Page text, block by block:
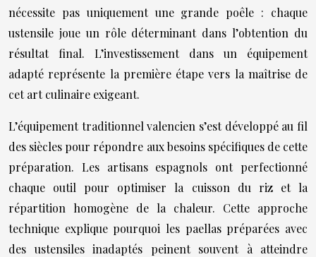
nécessite pas uniquement une grande poêle : chaque
ustensile joue un rôle déterminant dans l’obtention du
résultat final. L’investissement dans un équipement
adapté représente la première étape vers la maîtrise de
cet art culinaire exigeant.
L’équipement traditionnel valencien s’est développé au fil
des siècles pour répondre aux besoins spécifiques de cette
préparation. Les artisans espagnols ont perfectionné
chaque outil pour optimiser la cuisson du riz et la
répartition homogène de la chaleur. Cette approche
technique explique pourquoi les paellas préparées avec
des ustensiles inadaptés peinent souvent à atteindre